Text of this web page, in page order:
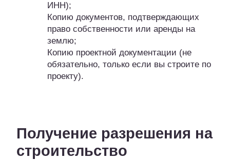
ИНН);
Копию документов, подтверждающих
право собственности или аренды на
землю;
Копию проектной документации (не
обязательно, только если вы строите по
проекту).
Получение разрешения на
строительство